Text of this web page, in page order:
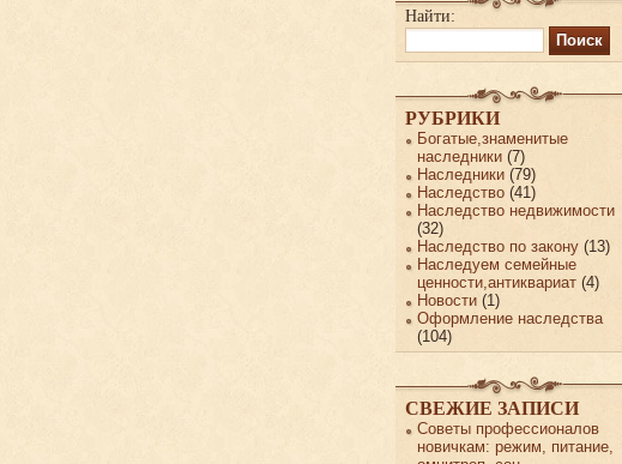
Найти:
РУБРИКИ
Богатые,знаменитые
наследники (7)
Наследники (79)
Наследство (41)
Наследство недвижимости
(32)
Наследство по закону (13)
Наследуем семейные
ценности,антиквариат (4)
Новости (1)
Оформление наследства
(104)
СВЕЖИЕ ЗАПИСИ
Советы профессионалов
новичкам: режим, питание,